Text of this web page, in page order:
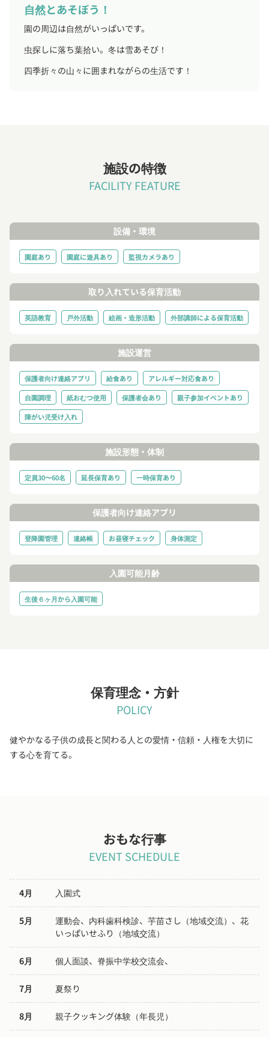
自然とあそぼう！
園の周辺は自然がいっぱいです。
虫探しに落ち葉拾い。冬は雪あそび！
四季折々の山々に囲まれながらの生活です！
施設の特徴
FACILITY FEATURE
設備・環境
園庭あり 園庭に遊具あり 監視カメラあり
取り入れている保育活動
英語教育 戸外活動 絵画・造形活動 外部講師による保育活動
施設運営
保護者向け連絡アプリ 給食あり
アレルギー対応食あり
自園調理
紙おむつ使用 保護者会あり
親子参加イベントあり
障がい児受け入れ
施設形態・体制
定員30〜60名 延長保育あり 一時保育あり
保護者向け連絡アプリ
登降園管理 連絡帳 お昼寝チェック 身体測定
入園可能月齢
生後６ヶ月から入園可能
保育理念・方針
POLICY
健やかなる子供の成長と関わる人との愛情・信頼・人権を大切に
する心を育てる。
おもな行事
EVENT SCHEDULE
4月 入園式
5月
運動会、内科歯科検診、芋苗さし（地域交流）、花
いっぱいせふり（地域交流）
6月 個人面談、脊振中学校交流会、
7月 夏祭り
8月 親子クッキング体験（年長児）